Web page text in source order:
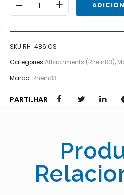
SKU RH_486ICS
Categories Attachments (Rhein83),
Marca: Rhein83
PARTILHAR